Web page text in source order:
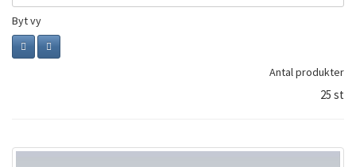
Byt vy
Antal produkter
25 st